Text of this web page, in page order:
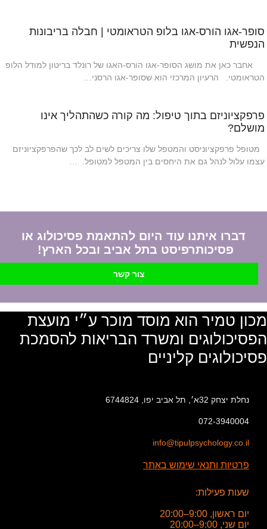
סופר-אגו הורס-אגו בלופ הטראומטי | חבלה בריבונות
הנפשית
אחבר כאן את מושג הסופר-אגו הורס-האגו של רונלד בריטון למודל הלופ
הטראומטי. הרעיון המרכזי הוא שסופר-אגו הרסני…
פרפקציוניזם בתוך טיפול: מה קורה כשהתהליך אינו
מושלם?
מטופל פרפקציוניסט והמטפל שלו צריכים לשים לב לכך שהפרפקציוניזם
עצמו עלול לנהל גם את היחסים בין המטפל למטופל. …
דברו איתנו עוד היום להתאמת פסיכולוג או
פסיכותרפיסט בתל אביב ובכל הארץ!
צור קשר
מכון טמיר הוא מוסד מוכר ע״י מועצת
הפסיכולוגים ומשרד הבריאות להסמכת
פסיכולוגים קליניים
נחלת יצחק 32א׳, תל אביב יפו, 6744824
072-3940004
info@tipulpsychology.co.il
פרטיות ותנאי שימוש באתר
שעות פעילות:
יום ראשון, 9:00–20:00
יום שני, 9:00–20:00